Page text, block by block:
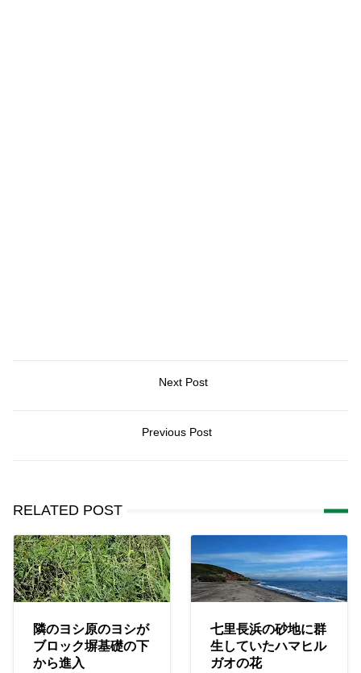
Next Post
Previous Post
RELATED POST
隣のヨシ原のヨシが
ブロック塀基礎の下
から進入
七里長浜の砂地に群
生していたハマヒル
ガオの花